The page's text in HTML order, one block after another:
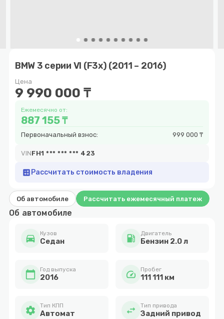
BMW 3 серии VI (F3x) (2011 – 2016)
Цена
9 990 000 ₸
Ежемесячно от:
887 155 ₸
Первоначальный взнос: 999 000 ₸
VINFH1 *** *** *** 423
calculate Рассчитать стоимость владения
Об автомобиле Рассчитать ежемесячный платеж
Об автомобиле
directions_car Кузов
Cедан local_gas_station Двигатель
Бензин 2.0 л
calendar_today Год выпуска
2016 speed Пробег
111 111 км
settings Тип КПП
Автомат swap_horiz Тип привода
Задний привод